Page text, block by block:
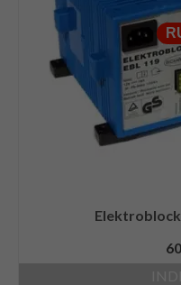
Elektroblock